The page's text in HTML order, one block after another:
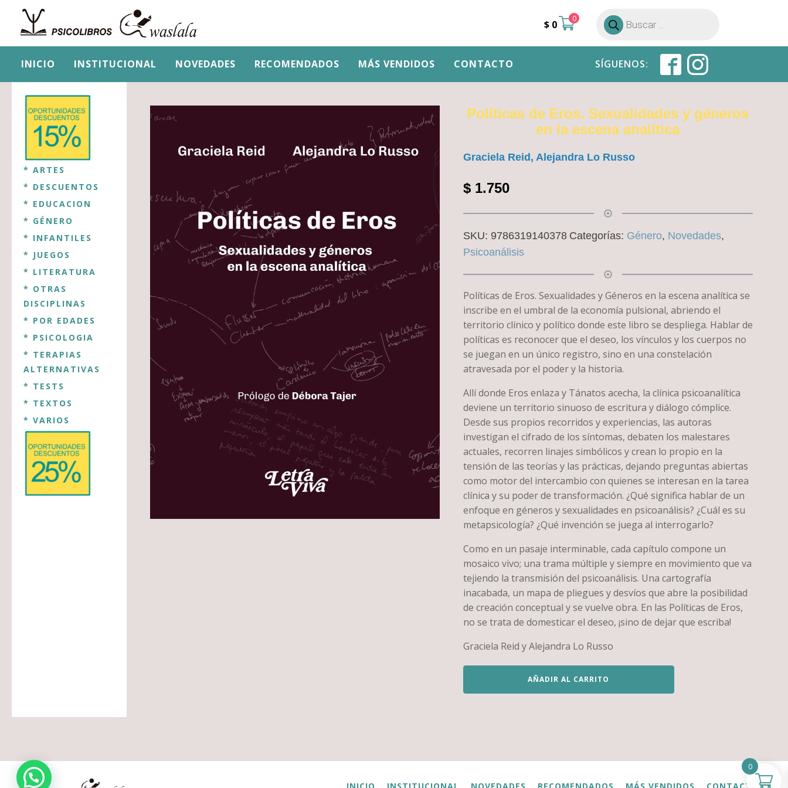
$ 0 0
Búsqueda
de
productos
INICIO INSTITUCIONAL NOVEDADES RECOMENDADOS MÁS VENDIDOS CONTACTO SÍGUENOS:
* ARTES
* DESCUENTOS
* EDUCACION
* GÉNERO
* INFANTILES
* JUEGOS
* LITERATURA
* OTRAS
DISCIPLINAS
* POR EDADES
* PSICOLOGIA
* TERAPIAS
ALTERNATIVAS
* TESTS
* TEXTOS
* VARIOS
Políticas de Eros. Sexualidades y géneros
en la escena analítica
Graciela Reid, Alejandra Lo Russo
$1.750
SKU: 9786319140378 Categorías: Género, Novedades,
Psicoanálisis
Políticas de Eros. Sexualidades y Géneros en la escena analítica se
inscribe en el umbral de la economía pulsional, abriendo el
territorio clínico y político donde este libro se despliega. Hablar de
políticas es reconocer que el deseo, los vínculos y los cuerpos no
se juegan en un único registro, sino en una constelación
atravesada por el poder y la historia.
Allí donde Eros enlaza y Tánatos acecha, la clínica psicoanalítica
deviene un territorio sinuoso de escritura y diálogo cómplice.
Desde sus propios recorridos y experiencias, las autoras
investigan el cifrado de los síntomas, debaten los malestares
actuales, recorren linajes simbólicos y crean lo propio en la
tensión de las teorías y las prácticas, dejando preguntas abiertas
como motor del intercambio con quienes se interesan en la tarea
clínica y su poder de transformación. ¿Qué significa hablar de un
enfoque en géneros y sexualidades en psicoanálisis? ¿Cuál es su
metapsicología? ¿Qué invención se juega al interrogarlo?
Como en un pasaje interminable, cada capítulo compone un
mosaico vivo; una trama múltiple y siempre en movimiento que va
tejiendo la transmisión del psicoanálisis. Una cartografía
inacabada, un mapa de pliegues y desvíos que abre la posibilidad
de creación conceptual y se vuelve obra. En las Políticas de Eros,
no se trata de domesticar el deseo, ¡sino de dejar que escriba!
Graciela Reid y Alejandra Lo Russo
AÑADIR AL CARRITO
0